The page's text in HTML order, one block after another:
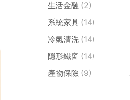
生活金融 (2)
系統家具 (14)
冷氣清洗 (14)
隱形鐵窗 (14)
產物保險 (9)